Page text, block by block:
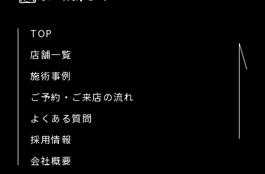
TOP
店舗一覧
施術事例
ご予約・ご来店の流れ
よくある質問
採用情報
会社概要